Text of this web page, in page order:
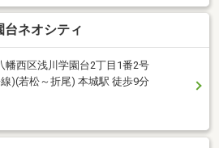
ネオシティ
幡西区浅川学園台2丁目1番2号
)(若松～折尾) 本城駅 徒歩9分